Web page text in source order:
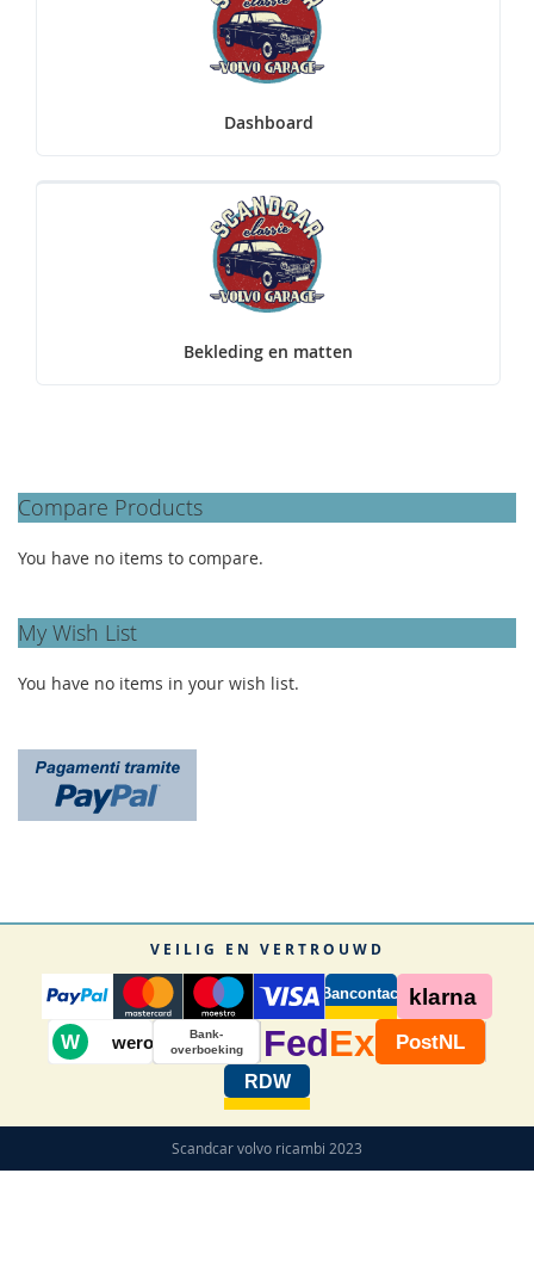
Dashboard
Bekleding en matten
Compare Products
You have no items to compare.
My Wish List
You have no items in your wish list.
VEILIG EN VERTROUWD
Bancontact klarna
W wero
Bank-
overboeking
Fed Ex PostNL
RDW
Scandcar volvo ricambi 2023